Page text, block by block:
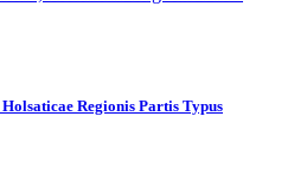
Regionis Partis Typus